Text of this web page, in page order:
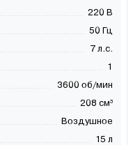
220 В
50 Гц
7 л.с.
1
3600 об/мин
208 см³
Воздушное
15 л